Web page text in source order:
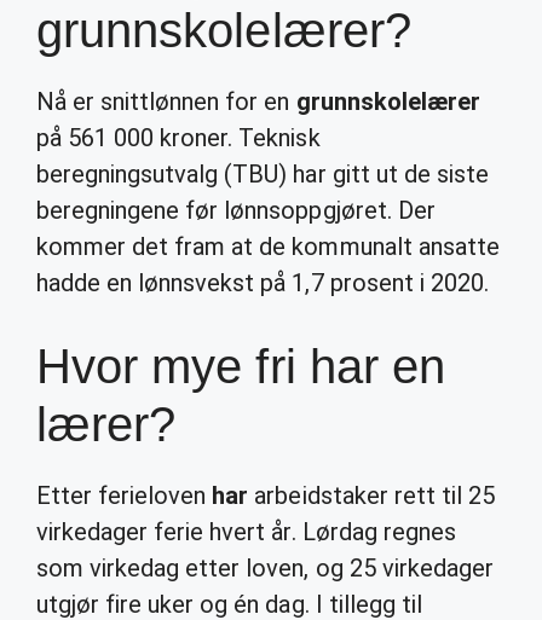
grunnskolelærer?
Nå er snittlønnen for en grunnskolelærer
på 561 000 kroner. Teknisk
beregningsutvalg (TBU) har gitt ut de siste
beregningene før lønnsoppgjøret. Der
kommer det fram at de kommunalt ansatte
hadde en lønnsvekst på 1,7 prosent i 2020.
Hvor mye fri har en
lærer?
Etter ferieloven har arbeidstaker rett til 25
virkedager ferie hvert år. Lørdag regnes
som virkedag etter loven, og 25 virkedager
utgjør fire uker og én dag. I tillegg til